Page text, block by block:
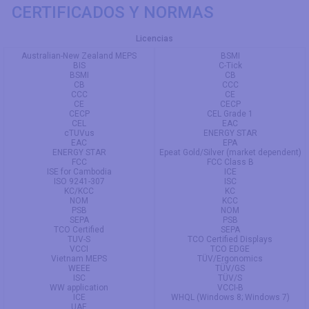
CERTIFICADOS Y NORMAS
Licencias
Australian-New Zealand MEPS
BIS
BSMI
CB
CCC
CE
CECP
CEL
cTUVus
EAC
ENERGY STAR
FCC
ISE for Cambodia
ISO 9241-307
KC/KCC
NOM
PSB
SEPA
TCO Certified
TUV-S
VCCI
Vietnam MEPS
WEEE
ISC
WW application
ICE
UAE
BSMI
C-Tick
CB
CCC
CE
CECP
CEL Grade 1
EAC
ENERGY STAR
EPA
Epeat Gold/Silver (market dependent)
FCC Class B
ICE
ISC
KC
KCC
NOM
PSB
SEPA
TCO Certified Displays
TCO EDGE
TÜV/Ergonomics
TÜV/GS
TÜV/S
VCCI-B
WHQL (Windows 8; Windows 7)